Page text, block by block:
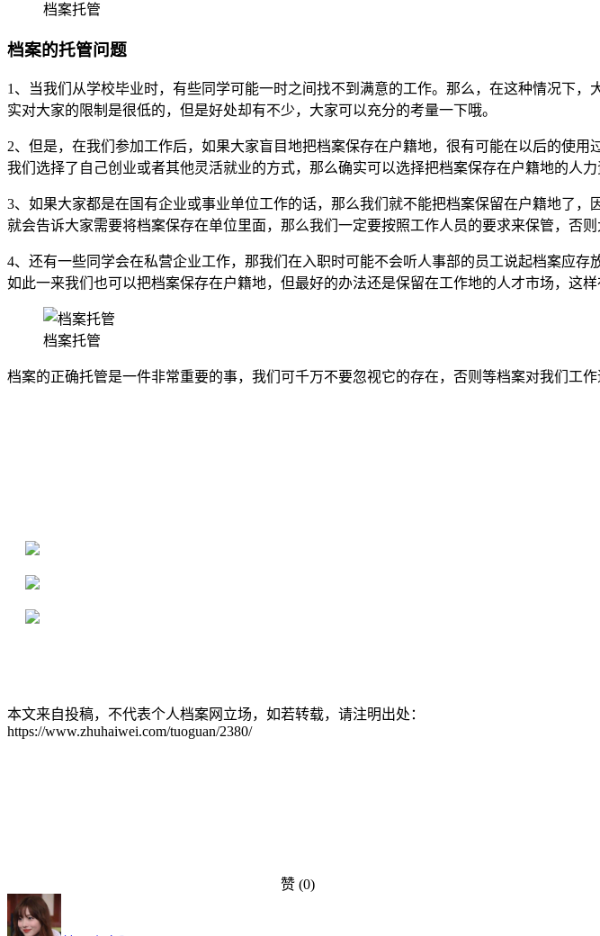
档案托管
档案的托管问题
1、当我们从学校毕业时，有些同学可能一时之间找不到满意的工作。那么，在这种情况下
实对大家的限制是很低的，但是好处却有不少，大家可以充分的考量一下哦。
2、但是，在我们参加工作后，如果大家盲目地把档案保存在户籍地，很有可能在以后的使
我们选择了自己创业或者其他灵活就业的方式，那么确实可以选择把档案保存在户籍地的人力
3、如果大家都是在国有企业或事业单位工作的话，那么我们就不能把档案保留在户籍地了
就会告诉大家需要将档案保存在单位里面，那么我们一定要按照工作人员的要求来保管，否
4、还有一些同学会在私营企业工作，那我们在入职时可能不会听人事部的员工说起档案应
如此一来我们也可以把档案保存在户籍地，但最好的办法还是保留在工作地的人才市场，这样
档案托管
档案的正确托管是一件非常重要的事，我们可千万不要忽视它的存在，否则等档案对我们工
本文来自投稿，不代表个人档案网立场，如若转载，请注明出处：
https://www.zhuhaiwei.com/tuoguan/2380/
赞 (0)